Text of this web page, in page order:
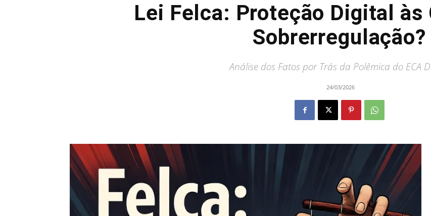
Lei Felca: Proteção Digital às
Sobrerregulação?
Análise dos Fatos por Trás da Polêmica do ECA
24/03/2026